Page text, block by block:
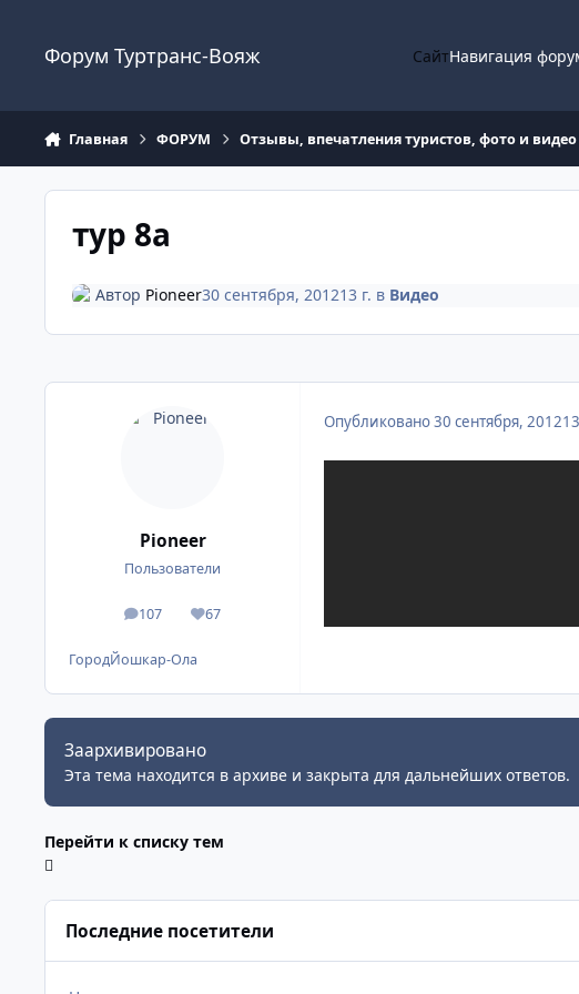
Форум Туртранс-Вояж СайтНавигация
Главная ФОРУМ Отзывы, впечатления туристов, фото и
тур 8а
Автор Pioneer30 сентября, 201213 г. в Видео
Pioneer
Пользователи
107
сообщения
67
Репутация
ГородЙошкар-Ола
Опубликовано30 сентября, 2012
Заархивировано
Эта тема находится в архиве и закрыта для дальнейших ответов.
Перейти к списку тем
Последние посетители